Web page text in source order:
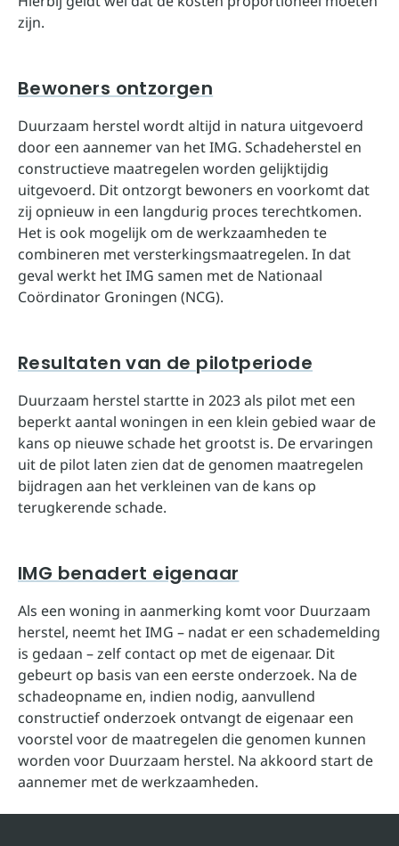
zijn.
Bewoners ontzorgen
Duurzaam herstel wordt altijd in natura uitgevoerd
door een aannemer van het IMG. Schadeherstel en
constructieve maatregelen worden gelijktijdig
uitgevoerd. Dit ontzorgt bewoners en voorkomt dat
zij opnieuw in een langdurig proces terechtkomen.
Het is ook mogelijk om de werkzaamheden te
combineren met versterkingsmaatregelen. In dat
geval werkt het IMG samen met de Nationaal
Coördinator Groningen (NCG).
Resultaten van de pilotperiode
Duurzaam herstel startte in 2023 als pilot met een
beperkt aantal woningen in een klein gebied waar de
kans op nieuwe schade het grootst is. De ervaringen
uit de pilot laten zien dat de genomen maatregelen
bijdragen aan het verkleinen van de kans op
terugkerende schade.
IMG benadert eigenaar
Als een woning in aanmerking komt voor Duurzaam
herstel, neemt het IMG – nadat er een schademelding
is gedaan – zelf contact op met de eigenaar. Dit
gebeurt op basis van een eerste onderzoek. Na de
schadeopname en, indien nodig, aanvullend
constructief onderzoek ontvangt de eigenaar een
voorstel voor de maatregelen die genomen kunnen
worden voor Duurzaam herstel. Na akkoord start de
aannemer met de werkzaamheden.